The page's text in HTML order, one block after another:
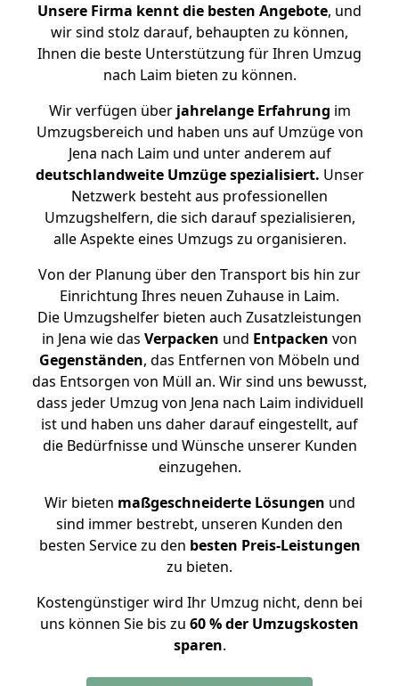
Unsere Firma kennt die besten Angebote, und
wir sind stolz darauf, behaupten zu können,
Ihnen die beste Unterstützung für Ihren Umzug
nach Laim bieten zu können.
Wir verfügen überjahrelange Erfahrung im
Umzugsbereich und haben uns auf Umzüge von
Jena nach Laim und unter anderem auf
deutschlandweite Umzüge spezialisiert. Unser
Netzwerk besteht aus professionellen
Umzugshelfern, die sich darauf spezialisieren,
alle Aspekte eines Umzugs zu organisieren.
Von der Planung über den Transport bis hin zur
Einrichtung Ihres neuen Zuhause in Laim.
Die Umzugshelfer bieten auch Zusatzleistungen
in Jena wie das Verpacken und Entpacken von
Gegenständen, das Entfernen von Möbeln und
das Entsorgen von Müll an. Wir sind uns bewusst,
dass jeder Umzug von Jena nach Laim individuell
ist und haben uns daher darauf eingestellt, auf
die Bedürfnisse und Wünsche unserer Kunden
einzugehen.
Wir bieten maßgeschneiderte Lösungen und
sind immer bestrebt, unseren Kunden den
besten Service zu den besten Preis-Leistungen
zu bieten.
Kostengünstiger wird Ihr Umzug nicht, denn bei
uns können Sie bis zu 60 % der Umzugskosten
sparen.